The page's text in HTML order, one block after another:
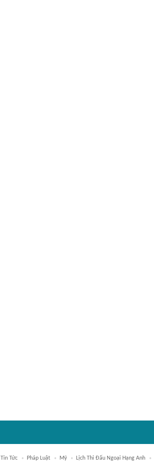
Tin Tức Pháp Luật Mỹ Lịch Thi Đấu Ngoại Hạng Anh